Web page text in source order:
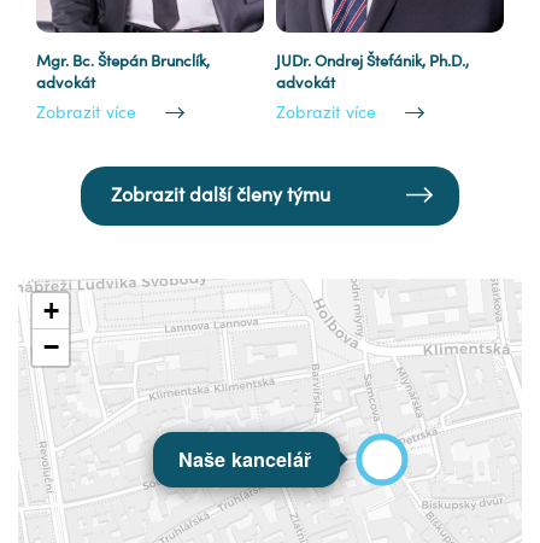
Mgr. Bc. Štepán Brunclík,
advokát
Zobrazit více
JUDr. Ondrej Štefánik, Ph.D.,
advokát
Zobrazit více
Zobrazit další členy týmu
Naše kancelář
+
−